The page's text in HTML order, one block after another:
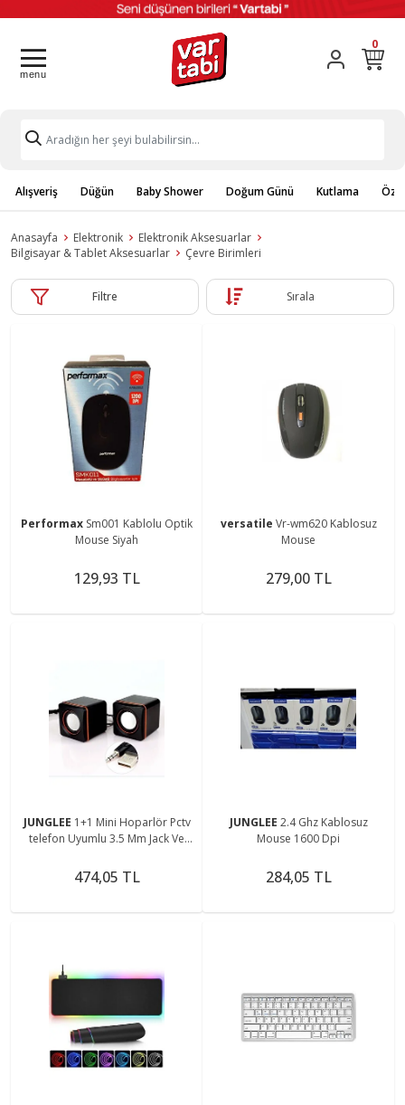
0
Alışveriş Düğün Baby Shower Doğum Günü Kutlama
Anasayfa Elektronik
Elektronik Aksesuarlar
Bilgisayar & Tablet Aksesuarlar
Çevre Birimleri
Filtre Sırala
Performax Sm001 Kablolu Optik
Mouse Siyah
129,93 TL
versatile Vr-wm620 Kablosuz
Mouse
279,00 TL
JUNGLEE 1+1 Mini Hoparlör Pctv
telefon Uyumlu 3.5 Mm Jack Ve
474,05 TL
JUNGLEE 2.4 Ghz Kablosuz
Mouse 1600 Dpi
284,05 TL